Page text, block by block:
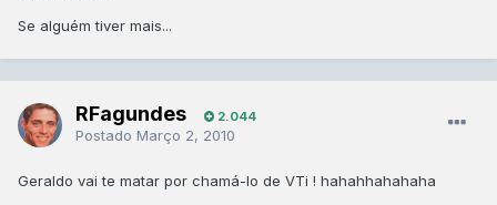
Se alguém tiver mais...
RFagundes 2.044
Postado Março 2, 2010
Geraldo vai te matar por chamá-lo de VTi ! hahahhahahaha